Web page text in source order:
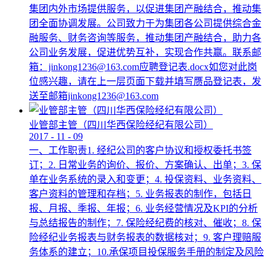
集团内外市场提供服务，以促进集团产融结合，推动集
团全面协调发展。公司致力于为集团各公司提供综合金
融服务、财务咨询等服务，推动集团产融结合，助力各
公司业务发展，促进优势互补，实现合作共赢。联系邮
箱：jinkong1236@163.com应聘登记表.docx如您对此岗
位感兴趣，请在上一层页面下载并填写赝品登记表，发
送至邮箱jinkong1236@163.com
业管部主管（四川华西保险经纪有限公司）
2017 - 11 - 09
一、工作职责1. 经纪公司的客户协议和授权委托书签
订；2. 日常业务的询价、报价、方案确认、出单；3. 保
单在业务系统的录入和变更；4. 投保资料、业务资料、
客户资料的管理和存档；5. 业务报表的制作，包括日
报、月报、季报、年报；6. 业务经营情况及KPI的分析
与总结报告的制作；7. 保险经纪费的核对、催收；8. 保
险经纪业务报表与财务报表的数据核对；9. 客户理赔服
务体系的建立；10.承保项目投保服务手册的制定及风险